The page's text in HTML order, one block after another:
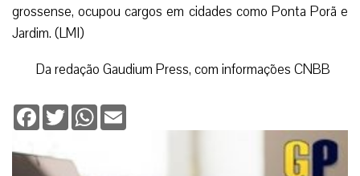
grossense, ocupou cargos em cidades como Ponta Porã e
Jardim. (LMI)
Da redação Gaudium Press, com informações CNBB
Facebook
TwitterWhatsApp